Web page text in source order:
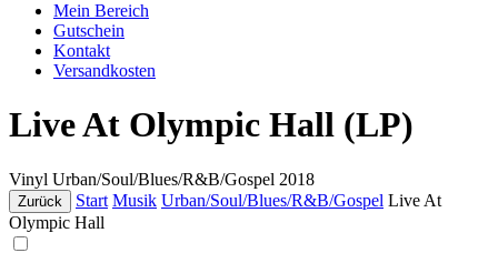
Mein Bereich
Gutschein
Kontakt
Versandkosten
Live At Olympic Hall (LP)
Vinyl Urban/Soul/Blues/R&B/Gospel 2018
Zurück Start Musik Urban/Soul/Blues/R&B/Gospel Live At
Olympic Hall